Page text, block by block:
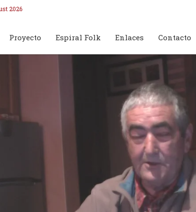
2026
Proyecto Espiral Folk Enlaces Contacto